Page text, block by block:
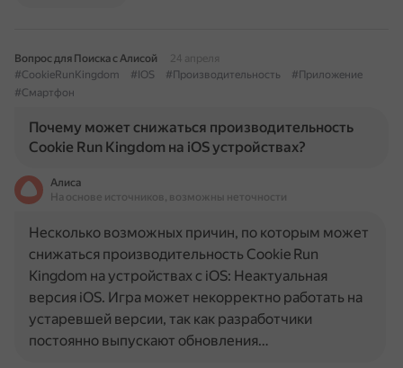
Вопрос для Поиска с Алисой
24 апреля
#CookieRunKingdom
#IOS #Производительность
#Приложение
#Смартфон
Почему может снижаться производительность
Cookie Run Kingdom на iOS устройствах?
Алиса
На основе источников, возможны неточности
Несколько возможных причин, по которым может
снижаться производительность Cookie Run
Kingdom на устройствах с iOS: Неактуальная
версия iOS. Игра может некорректно работать на
устаревшей версии, так как разработчики
постоянно выпускают обновления…